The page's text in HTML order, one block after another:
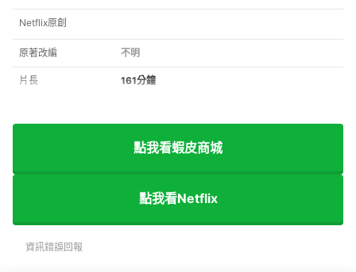
Netflix原創
原著改編 不明
片長 161分鐘
點我看蝦皮商城
點我看Netflix
資訊錯誤回報